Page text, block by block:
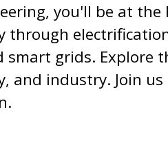
you'll be at
through
smart grids.
and industry. Join